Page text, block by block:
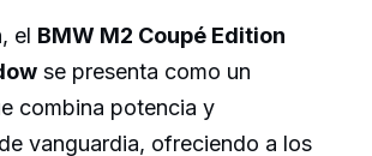
el BMW M2 Coupé Edition
se presenta como un
combina potencia y
vanguardia, ofreciendo a los